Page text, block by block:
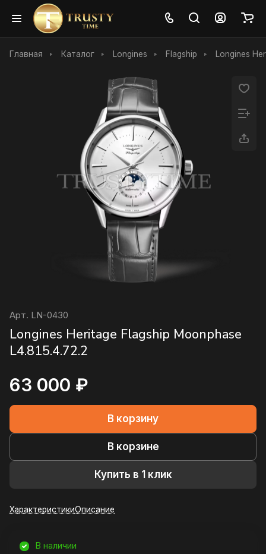
Главная Каталог Longines Flagship Longines
Арт. LN-0430
Longines Heritage Flagship Moonphase
L4.815.4.72.2
63 000 ₽
В корзину
В корзине
Купить в 1 клик
ХарактеристикиОписание
В наличии